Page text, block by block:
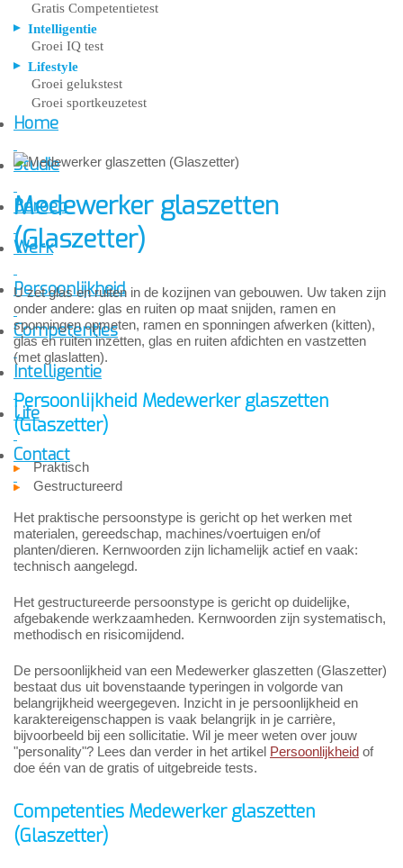
Gratis Competentietest
Intelligentie
Groei IQ test
Lifestyle
Groei gelukstest
Groei sportkeuzetest
Home
Studie
Beroep
Werk
Persoonlijkheid
Competenties
Intelligentie
Life
Contact
Medewerker glaszetten
(Glaszetter)
U zet glas en ruiten in de kozijnen van gebouwen. Uw taken zijn
onder andere: glas en ruiten op maat snijden, ramen en
sponningen opmeten, ramen en sponningen afwerken (kitten),
glas en ruiten inzetten, glas en ruiten afdichten en vastzetten
(met glaslatten).
Persoonlijkheid Medewerker glaszetten
(Glaszetter)
Praktisch
Gestructureerd
Het praktische persoonstype is gericht op het werken met
materialen, gereedschap, machines/voertuigen en/of
planten/dieren. Kernwoorden zijn lichamelijk actief en vaak:
technisch aangelegd.
Het gestructureerde persoonstype is gericht op duidelijke,
afgebakende werkzaamheden. Kernwoorden zijn systematisch,
methodisch en risicomijdend.
De persoonlijkheid van een Medewerker glaszetten (Glaszetter)
bestaat dus uit bovenstaande typeringen in volgorde van
belangrijkheid weergegeven. Inzicht in je persoonlijkheid en
karaktereigenschappen is vaak belangrijk in je carrière,
bijvoorbeeld bij een sollicitatie. Wil je meer weten over jouw
"personality"? Lees dan verder in het artikel Persoonlijkheid of
doe één van de gratis of uitgebreide tests.
Competenties Medewerker glaszetten
(Glaszetter)